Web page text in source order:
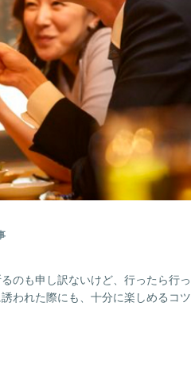
のも申し訳ないけど、行ったら行っ
われた際にも、十分に楽しめるコツ